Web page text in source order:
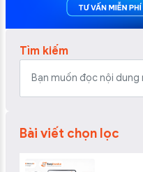
Tìm kiếm
Bài viết chọn lọc